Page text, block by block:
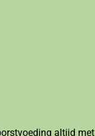
altijd